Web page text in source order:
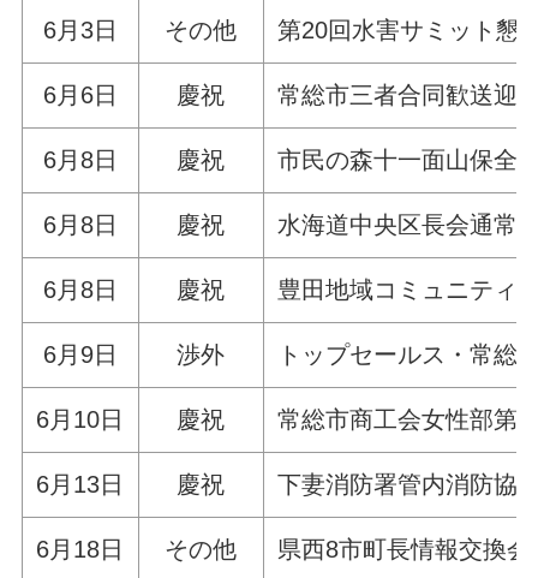
6月3日 その他 第20回水害サミット懇
6月6日 慶祝 常総市三者合同歓送迎
6月8日 慶祝 市民の森十一面山保全
6月8日 慶祝 水海道中央区長会通常
6月8日 慶祝 豊田地域コミュニティ
6月9日 渉外 トップセールス・常総
6月10日 慶祝 常総市商工会女性部第
6月13日 慶祝 下妻消防署管内消防協
6月18日 その他 県西8市町長情報交換会